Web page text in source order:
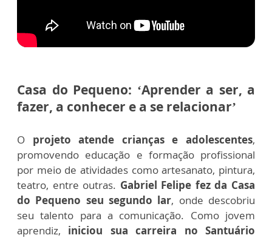
Casa do Pequeno: ‘Aprender a ser, a
fazer, a conhecer e a se relacionar’
O projeto atende crianças e adolescentes,
promovendo educação e formação profissional
por meio de atividades como artesanato, pintura,
teatro, entre outras. Gabriel Felipe fez da Casa
do Pequeno seu segundo lar, onde descobriu
seu talento para a comunicação. Como jovem
aprendiz, iniciou sua carreira no Santuário